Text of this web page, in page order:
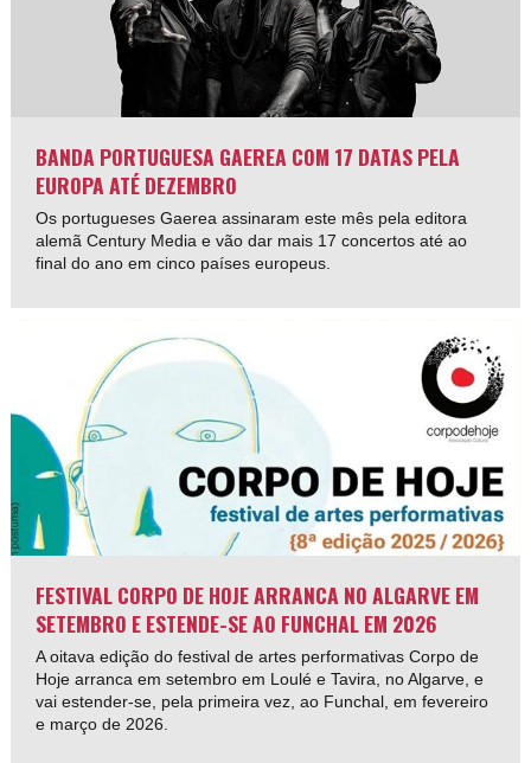
BANDA PORTUGUESA GAEREA COM 17 DATAS PELA
EUROPA ATÉ DEZEMBRO
Os portugueses Gaerea assinaram este mês pela editora
alemã Century Media e vão dar mais 17 concertos até ao
final do ano em cinco países europeus.
FESTIVAL CORPO DE HOJE ARRANCA NO ALGARVE EM
SETEMBRO E ESTENDE-SE AO FUNCHAL EM 2026
A oitava edição do festival de artes performativas Corpo de
Hoje arranca em setembro em Loulé e Tavira, no Algarve, e
vai estender-se, pela primeira vez, ao Funchal, em fevereiro
e março de 2026.